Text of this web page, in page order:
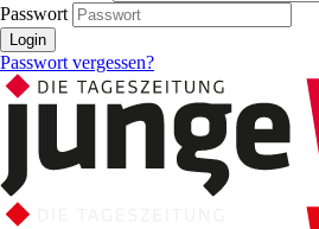
Passwort
Login
Passwort vergessen?